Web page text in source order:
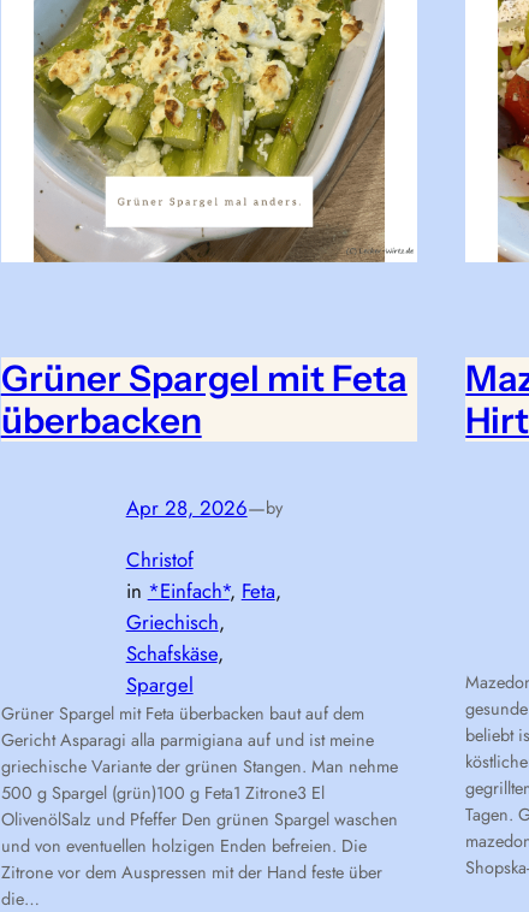
Grüner Spargel mit Feta
überbacken
Apr 28, 2026—by
Christof
in *Einfach*, Feta
Griechisch
Schafskäse
Spargel
Grüner Spargel mit Feta überbacken baut auf dem
Gericht Asparagi alla parmigiana auf und ist meine
griechische Variante der grünen Stangen. Man nehme
500 g Spargel (grün)100 g Feta1 Zitrone3 El
OlivenölSalz und Pfeffer Den grünen Spargel waschen
und von eventuellen holzigen Enden befreien. Die
Zitrone vor dem Auspressen mit der Hand feste über
die…
beliebt
Tagen.